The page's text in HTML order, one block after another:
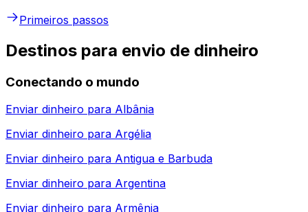
Primeiros passos
Destinos para envio de dinheiro
Conectando o mundo
Enviar dinheiro para Albânia
Enviar dinheiro para Argélia
Enviar dinheiro para Antigua e Barbuda
Enviar dinheiro para Argentina
Enviar dinheiro para Armênia